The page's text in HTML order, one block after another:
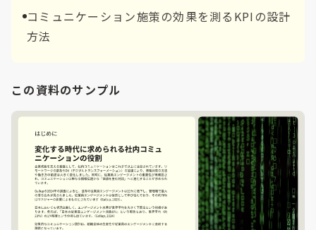
コミュニケーション施策の効果を測るKPIの設計
方法
この資料のサンプル